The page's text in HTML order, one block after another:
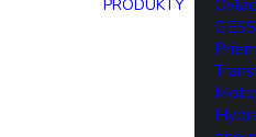
PRODUKTY